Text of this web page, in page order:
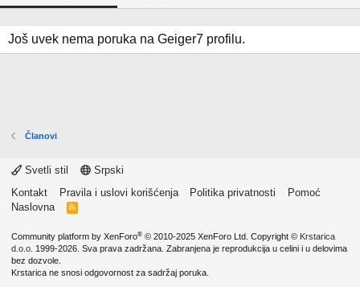
Još uvek nema poruka na Geiger7 profilu.
Članovi
Svetli stil
Srpski
Kontakt
Pravila i uslovi korišćenja Politika privatnosti
Pomoć
Naslovna
R
Community platform by XenForo® © 2010-2025 XenForo Ltd. Copyright © Krstarica
d.o.o. 1999-2026. Sva prava zadržana. Zabranjena je reprodukcija u celini i u delovima
bez dozvole.
Krstarica ne snosi odgovornost za sadržaj poruka.